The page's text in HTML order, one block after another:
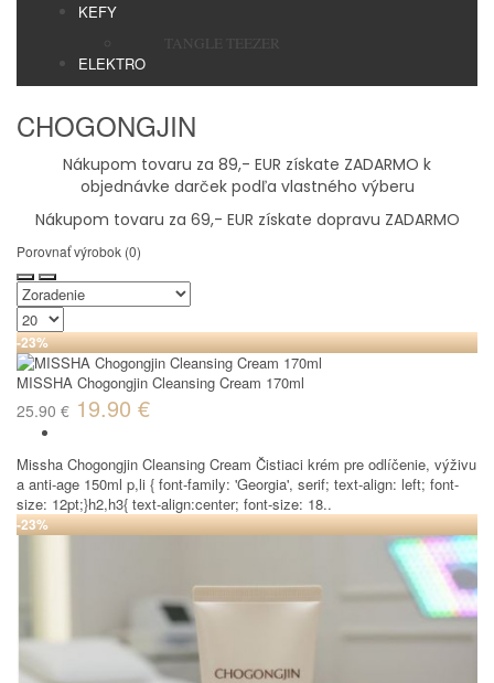
KEFY
TANGLE TEEZER
ELEKTRO
CHOGONGJIN
Nákupom tovaru za 89,- EUR získate ZADARMO k
objednávke darček podľa vlastného výberu
Nákupom tovaru za 69,- EUR získate dopravu ZADARMO
Porovnať výrobok (0)
-23%
MISSHA Chogongjin Cleansing Cream 170ml
25.90 € 19.90 €
Missha Chogongjin Cleansing Cream Čistiaci krém pre odlíčenie, výživu
a anti-age 150ml p,li { font-family: 'Georgia', serif; text-align: left; font-
size: 12pt;}h2,h3{ text-align:center; font-size: 18..
-23%